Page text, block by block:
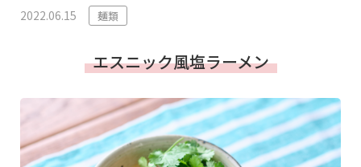
2022.06.15 麺類
エスニック風塩ラーメン